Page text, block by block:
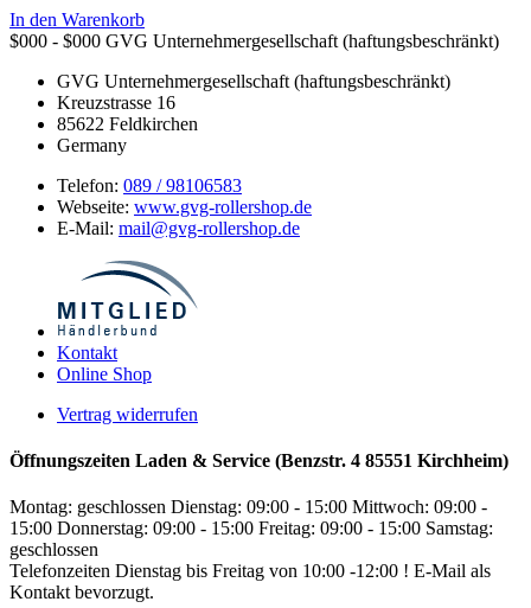
In den Warenkorb
$000 - $000 GVG Unternehmergesellschaft (haftungsbeschränkt)
GVG Unternehmergesellschaft (haftungsbeschränkt)
Kreuzstrasse 16
85622 Feldkirchen
Germany
Telefon: 089 / 98106583
Webseite: www.gvg-rollershop.de
E-Mail: mail@gvg-rollershop.de
Kontakt
Online Shop
Vertrag widerrufen
Öffnungszeiten Laden & Service (Benzstr. 4 85551 Kirchheim)
Montag: geschlossen Dienstag: 09:00 - 15:00 Mittwoch: 09:00 -
15:00 Donnerstag: 09:00 - 15:00 Freitag: 09:00 - 15:00 Samstag:
geschlossen
Telefonzeiten Dienstag bis Freitag von 10:00 -12:00 ! E-Mail als
Kontakt bevorzugt.